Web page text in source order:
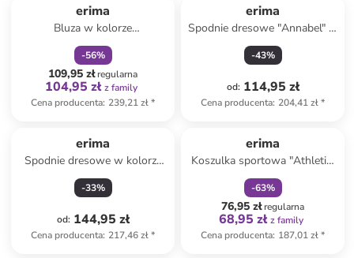
erima
Bluza w kolorze
szarobrązowym
-56%
109,95 złregularna
104,95 zł z family
Cena producenta: 239,21 zł*
erima
Spodnie dresowe "Annabel" w
kolorze czarnym
-43%
od: 114,95 zł
Cena producenta: 204,41 zł*
erima
Spodnie dresowe w kolorze
czarnym
-33%
od: 144,95 zł
Cena producenta: 217,46 zł*
erima
Koszulka sportowa "Athletic"
w kolorze niebieskim
-63%
76,95 złregularna
68,95 zł z family
Cena producenta: 187,01 zł*